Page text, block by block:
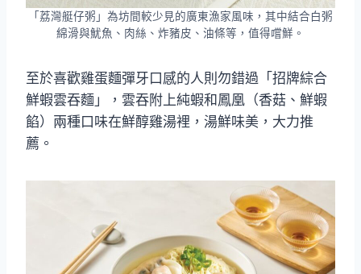
「荔灣艇仔粥」為坊間較少見的廣東漁家風味，其中結合白粥
綿滑與魷魚、肉絲、炸豬皮、油條等，值得嚐鮮。
至於喜歡雞蛋麵彈牙口感的人則勿錯過「招牌綜合
鮮蝦雲吞麵」，雲吞附上純蝦和鳳凰（香菇、鮮蝦
餡）兩種口味在鮮醇雞湯裡，湯鮮味美，大力推
薦。